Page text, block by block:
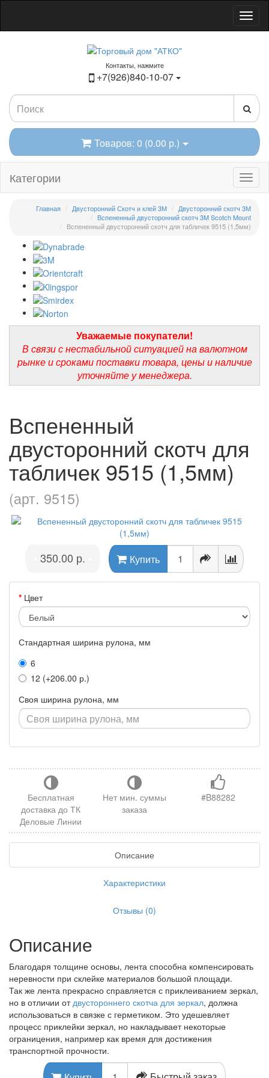
Контакты, нажмите
+7(926)840-10-07
Товаров: 0 (0.00 р.)
Категории
Главная Двусторонний Скотч и клей 3М
Двусторонний скотч 3М
Вспененный двусторонний скотч 3M Scotch Mount
Вспененный двусторонний скотч для табличек 9515 (1,5мм)
Уважаемые покупатели!
В связи с нестабильной ситуацией на валютном
рынке и сроками поставки товара, цены и наличие
уточняйте у менеджера.
Вспененный
двусторонний скотч для
табличек 9515 (1,5мм)
(арт. 9515)
350.00 р. Купить
Цвет
Стандартная ширина рулона, мм
6
12 (+206.00 р.)
Своя ширина рулона, мм
Бесплатная
доставка до ТК
Деловые Линии
Нет мин. суммы
заказа
#B88282
Описание
Характеристики
Отзывы (0)
Описание
Благодаря толщине основы, лента способна компенсировать
неревности при склейке материалов большой площади.
Так же лента прекрасно справляется с приклеиванием зеркал,
но в отличии отдвустороннего скотча для зеркал, должна
использоваться в связке с герметиком. Это удешевляет
процесс приклейки зеркал, но накладывает некоторые
ограницения, например как время для достижения
транспортной прочности.